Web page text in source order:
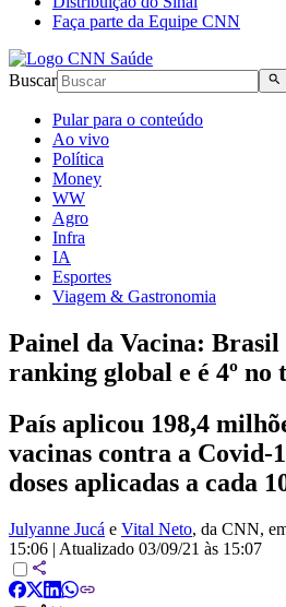
Faça parte da Equipe CNN
Buscar
Pular para o conteúdo
Ao vivo
Política
Money
WW
Agro
Infra
IA
Esportes
Viagem & Gastronomia
Painel da Vacina: Brasil
ranking global e é 4º no
País aplicou 198,4
vacinas contra a Covid-
doses aplicadas a cada
Julyanne Jucá e Vital Neto, da CNN,
15:06 | Atualizado 03/09/21 às 15:07